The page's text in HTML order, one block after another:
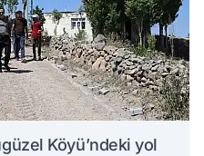
Köyü’ndeki yol